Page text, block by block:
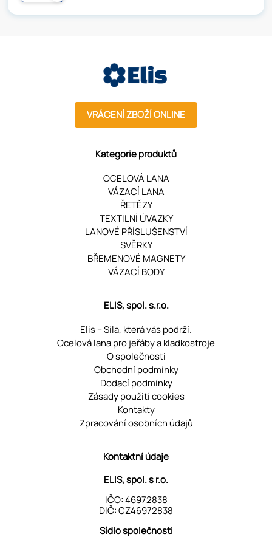
VRÁCENÍ ZBOŽÍ ONLINE
Kategorie produktů
OCELOVÁ LANA
VÁZACÍ LANA
ŘETĚZY
TEXTILNÍ ÚVAZKY
LANOVÉ PŘÍSLUŠENSTVÍ
SVĚRKY
BŘEMENOVÉ MAGNETY
VÁZACÍ BODY
ELIS, spol. s.r.o.
Elis – Síla, která vás podrží.
Ocelová lana pro jeřáby a kladkostroje
O společnosti
Obchodní podmínky
Dodací podmínky
Zásady použití cookies
Kontakty
Zpracování osobních údajů
Kontaktní údaje
ELIS, spol. s r.o.
IČO: 46972838
DIČ: CZ46972838
Sídlo společnosti